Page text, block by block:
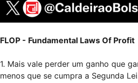
FLOP - Fundamental Laws Of Profit
1. Mais vale perder um ganho que
menos que se cumpra a Segunda